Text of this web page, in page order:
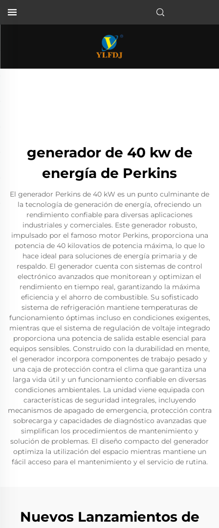
generador de 40 kw de
energía de Perkins
El generador Perkins de 40 kW es un punto culminante de
la tecnología de generación de energía, ofreciendo un
rendimiento confiable para diversas aplicaciones
industriales y comerciales. Este generador robusto,
impulsado por el famoso motor Perkins, proporciona una
potencia de 40 kilovatios de potencia máxima, lo que lo
hace ideal para soluciones de energía primaria y de
respaldo. El generador cuenta con sistemas de control
electrónico avanzados que monitorean y optimizan el
rendimiento en tiempo real, garantizando la máxima
eficiencia y el ahorro de combustible. Su sofisticado
sistema de refrigeración mantiene temperaturas de
funcionamiento óptimas incluso en condiciones exigentes,
mientras que el sistema de regulación de voltaje integrado
proporciona una potencia de salida estable esencial para
equipos sensibles. Construido con la durabilidad en mente,
el generador incorpora componentes de trabajo pesado y
una caja de protección contra el clima que garantiza una
larga vida útil y un funcionamiento confiable en diversas
condiciones ambientales. La unidad viene equipada con
características de seguridad integrales, incluyendo
mecanismos de apagado de emergencia, protección contra
sobrecarga y capacidades de diagnóstico avanzadas que
simplifican los procedimientos de mantenimiento y
solución de problemas. El diseño compacto del generador
optimiza la utilización del espacio mientras mantiene un
fácil acceso para el mantenimiento y el servicio de rutina.
Nuevos Lanzamientos de